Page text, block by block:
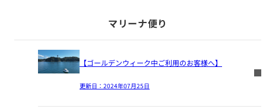
マリーナ便り
【ゴールデンウィーク中ご利用のお客様へ】
更新日： 2024年07月25日